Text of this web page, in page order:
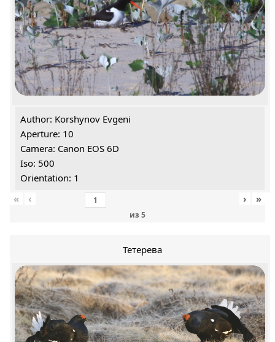
Author: Korshynov Evgeni
Aperture: 10
Camera: Canon EOS 6D
Iso: 500
Orientation: 1
«
‹
из 5
› »
Тетерева